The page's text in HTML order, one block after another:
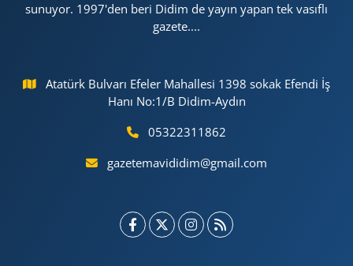
sunuyor. 1997'den beri Didim de yayın yapan tek vasıflı
gazete....
Atatürk Bulvarı Efeler Mahallesi 1398 sokak Efendi İş
Hanı No:1/B Didim-Aydın
05322311862
gazetemavididim@gmail.com